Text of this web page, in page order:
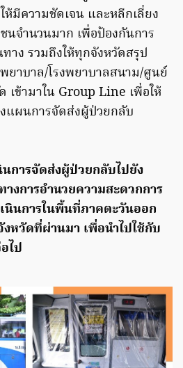
มีความชัดเจน และหลีกเลี่ยง
นจำนวนมาก เพื่อป้องกันการ
าง รวมถึงให้ทุกจังหวัดสรุป
พยาบาล/โรงพยาบาลสนาม/ศูนย์
ข้ามาใน Group Line เพื่อให้
แผนการจัดส่งผู้ป่วยกลับ
นการจัดส่งผู้ป่วยกลับไปยัง
งการอำนวยความสะดวกการ
นินการในพื้นที่ภาคตะวันออก
หวัดที่ผ่านมา เพื่อนำไปใช้กับ
ไป